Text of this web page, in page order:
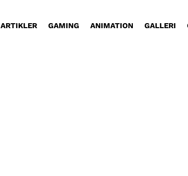
ARTIKLER GAMING ANIMATION GALLERI